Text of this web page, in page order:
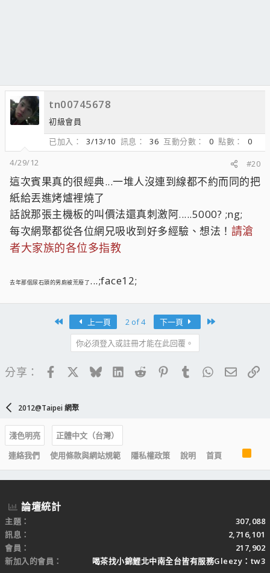
tn00745678
初級會員
已加入
3/13/10 訊息 36 互動分數 0 點數
0
4/29/12
#20
這次賓果真的很經典...一堆人沒連到線都不約而同的把
紙給丟進烤爐裡燒了
話說那張主機板的叫價法還真刺激阿.....5000? ;ng;
每次網聚都從各位網兄吸收到好多經驗、想法！ 請滄
者大家族的各位多指教
去年那個尿石頭的男廁被荒廢了...;face12;
上一頁 2 of 4 下一頁
你必須登入或註冊才能在此回覆。
分享： FacebookBlueskyLinkedIn
Reddit PinterestTumblrWhatsApp
電子
2012@Taipei 網聚
淺色明亮
正體中文（台灣）
連絡我們
使用條款與網站規範 隱私權政策 說明 首頁
R
S
S
論壇統計
主題
307,088
訊息
2,716,101
會員
217,902
新加入的會員
喝茶找小錦鯉北中南全台皆有服務Gleezy：tw3